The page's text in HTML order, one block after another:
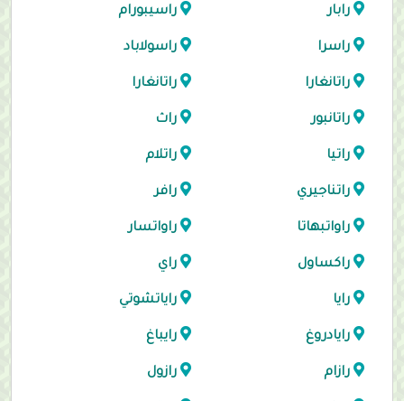
رابار راسيبورام
راسرا راسولاباد
راتانغارا راتانغارا
راتانبور راث
راتيا راتلام
راتناجيري رافر
راواتبهاتا راواتسار
راكساول راي
رايا راياتشوتي
رايادروغ رايباغ
رازام رازول